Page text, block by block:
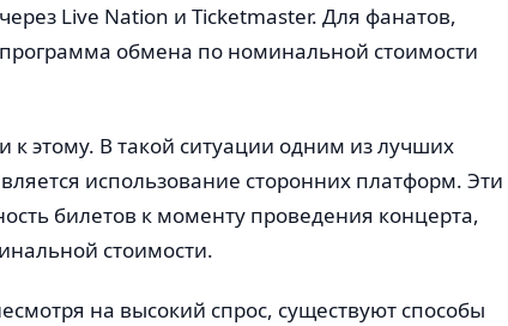
Live Nation и Ticketmaster. Для фанатов,
обмена по номинальной стоимости
этому. В такой ситуации одним из лучших
использование сторонних платформ. Эти
билетов к моменту проведения концерта,
стоимости.
на высокий спрос, существуют способы